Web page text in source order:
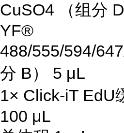
CuSO4 （组分
YF®
488/555/594/
分 B） 5 μL
1× Click-iT EdU
100 μL